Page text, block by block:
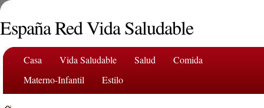
España Red Vida Saludable
Casa Vida Saludable Salud
Comida
Materno-Infantil
Estilo